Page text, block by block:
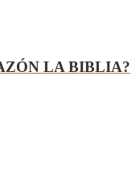
LA BIBLIA?